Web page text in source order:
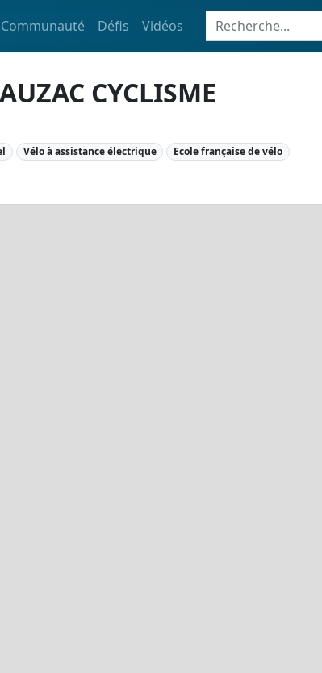
Communauté Défis Vidéos
CYCLISME
Vélo à assistance électrique Ecole française de vélo